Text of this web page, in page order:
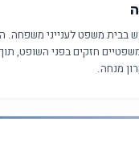
בבית משפט לענייני משפחה.
משפטיים חזקים בפני השופט,
מנחה.